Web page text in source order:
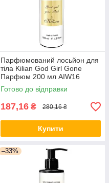
Парфюмований лосьйон для
тіла Kilian God Girl Gone
Парфюм 200 мл AIW16
Готово до відправки
187,16 ₴ 280,16 ₴
Купити
–33%